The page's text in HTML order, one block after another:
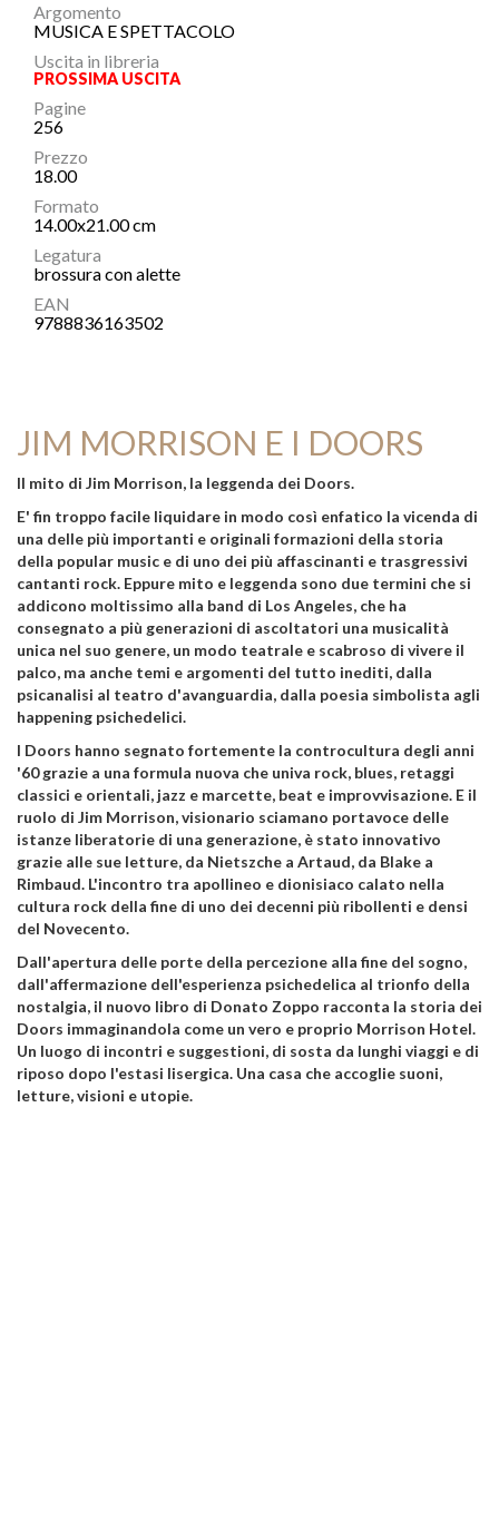
Argomento
MUSICA E SPETTACOLO
Uscita in libreria
PROSSIMA USCITA
Pagine
256
Prezzo
18.00
Formato
14.00x21.00 cm
Legatura
brossura con alette
EAN
9788836163502
JIM MORRISON E I DOORS
Il mito di Jim Morrison, la leggenda dei Doors.
E' fin troppo facile liquidare in modo così enfatico la vicenda di
una delle più importanti e originali formazioni della storia
della popular music e di uno dei più affascinanti e trasgressivi
cantanti rock. Eppure mito e leggenda sono due termini che si
addicono moltissimo alla band di Los Angeles, che ha
consegnato a più generazioni di ascoltatori una musicalità
unica nel suo genere, un modo teatrale e scabroso di vivere il
palco, ma anche temi e argomenti del tutto inediti, dalla
psicanalisi al teatro d'avanguardia, dalla poesia simbolista agli
happening psichedelici.
I Doors hanno segnato fortemente la controcultura degli anni
'60 grazie a una formula nuova che univa rock, blues, retaggi
classici e orientali, jazz e marcette, beat e improvvisazione. E il
ruolo di Jim Morrison, visionario sciamano portavoce delle
istanze liberatorie di una generazione, è stato innovativo
grazie alle sue letture, da Nietszche a Artaud, da Blake a
Rimbaud. L'incontro tra apollineo e dionisiaco calato nella
cultura rock della fine di uno dei decenni più ribollenti e densi
del Novecento.
Dall'apertura delle porte della percezione alla fine del sogno,
dall'affermazione dell'esperienza psichedelica al trionfo della
nostalgia, il nuovo libro di Donato Zoppo racconta la storia dei
Doors immaginandola come un vero e proprio Morrison Hotel.
Un luogo di incontri e suggestioni, di sosta da lunghi viaggi e di
riposo dopo l'estasi lisergica. Una casa che accoglie suoni,
letture, visioni e utopie.